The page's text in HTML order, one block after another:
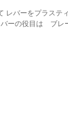
レバーをプラステ
ーの役目は ブレ